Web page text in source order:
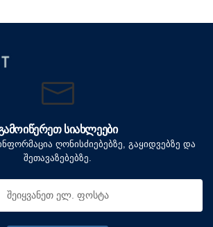
ᲡᲘᲐᲮᲚᲔᲔᲑᲘ
ღონისძიებებზე, გაყიდვებზე და
შეთავაზებებზე.